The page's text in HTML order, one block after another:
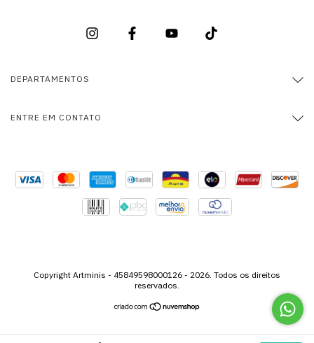
DEPARTAMENTOS
ENTRE EM CONTATO
Copyright Artminis - 45849598000126 - 2026. Todos os direitos
reservados.